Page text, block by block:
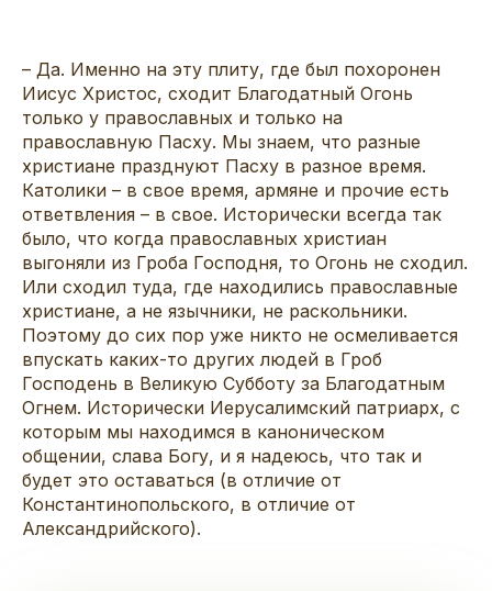
– Да. Именно на эту плиту, где был похоронен
Иисус Христос, сходит Благодатный Огонь
только у православных и только на
православную Пасху. Мы знаем, что разные
христиане празднуют Пасху в разное время.
Католики – в свое время, армяне и прочие есть
ответвления – в свое. Исторически всегда так
было, что когда православных христиан
выгоняли из Гроба Господня, то Огонь не сходил.
Или сходил туда, где находились православные
христиане, а не язычники, не раскольники.
Поэтому до сих пор уже никто не осмеливается
впускать каких-то других людей в Гроб
Господень в Великую Субботу за Благодатным
Огнем. Исторически Иерусалимский патриарх, с
которым мы находимся в каноническом
общении, слава Богу, и я надеюсь, что так и
будет это оставаться (в отличие от
Константинопольского, в отличие от
Александрийского).